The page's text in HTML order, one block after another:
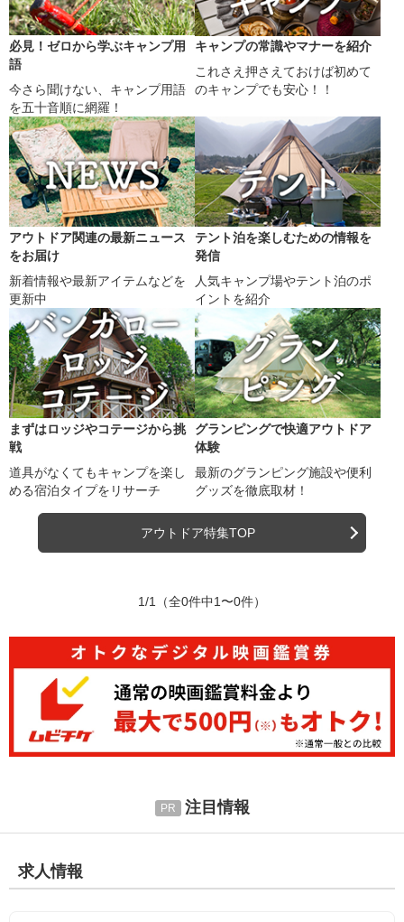
必見！ゼロから学ぶキャンプ用
語
今さら聞けない、キャンプ用語
を五十音順に網羅！
キャンプの常識やマナーを紹介
これさえ押さえておけば初めて
のキャンプでも安心！！
アウトドア関連の最新ニュース
をお届け
新着情報や最新アイテムなどを
更新中
テント泊を楽しむための情報を
発信
人気キャンプ場やテント泊のポ
イントを紹介
まずはロッジやコテージから挑
戦
道具がなくてもキャンプを楽し
める宿泊タイプをリサーチ
グランピングで快適アウトドア
体験
最新のグランピング施設や便利
グッズを徹底取材！
アウトドア特集TOP
1/1 （全0件中1〜0件）
注目情報
求人情報